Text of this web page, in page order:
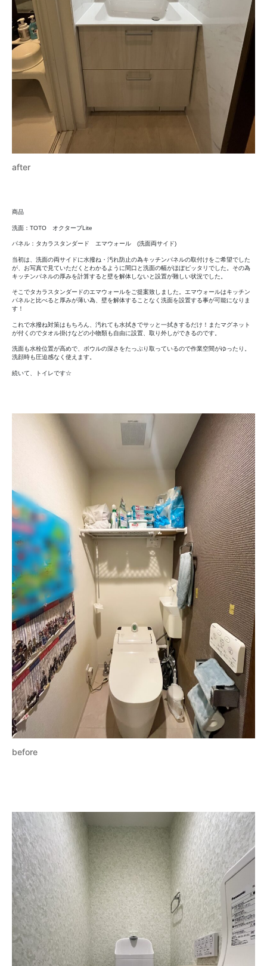
after
商品
洗面：TOTO オクターブLite
パネル：タカラスタンダード エマウォール (洗面両サイド)
当初は、洗面の両サイドに水撥ね・汚れ防止の為キッチンパネルの取付けをご希望でした
が、お写真で見ていただくとわかるように間口と洗面の幅がほぼピッタリでした。その為
キッチンパネルの厚みを計算すると壁を解体しないと設置が難しい状況でした。
そこでタカラスタンダードのエマウォールをご提案致しました。エマウォールはキッチン
パネルと比べると厚みが薄い為、壁を解体することなく洗面を設置する事が可能になりま
す！
これで水撥ね対策はもちろん、汚れても水拭きでサッと一拭きするだけ！またマグネット
が付くのでタオル掛けなどの小物類も自由に設置、取り外しができるのです。
洗面も水栓位置が高めで、ボウルの深さをたっぷり取っているので作業空間がゆったり。
洗顔時も圧迫感なく使えます。
続いて、トイレです☆
before